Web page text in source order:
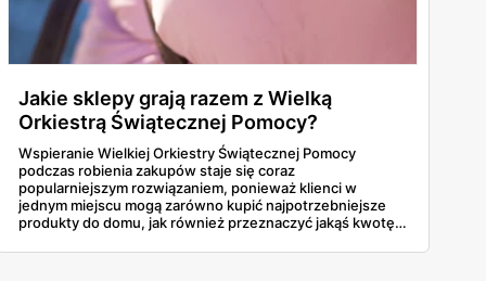
Jakie sklepy grają razem z Wielką
Orkiestrą Świątecznej Pomocy?
Wspieranie Wielkiej Orkiestry Świątecznej Pomocy
podczas robienia zakupów staje się coraz
popularniejszym rozwiązaniem, ponieważ klienci w
jednym miejscu mogą zarówno kupić najpotrzebniejsze
produkty do domu, jak również przeznaczyć jakąś kwotę
WOŚP? Dowiedz się!